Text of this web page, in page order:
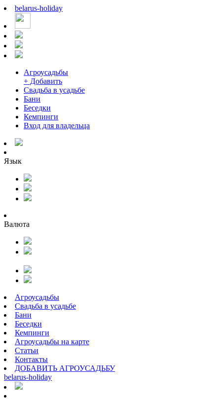
belarus-holiday
Агроусадьбы
+ Добавить
Свадьба в усадьбе
Бани
Беседки
Кемпинги
Вход для владельца
Язык
Валюта
Агроусадьбы
Свадьба в усадьбе
Бани
Беседки
Кемпинги
Агроусадьбы на карте
Статьи
Контакты
ДОБАВИТЬ АГРОУСАДЬБУ
belarus-holiday